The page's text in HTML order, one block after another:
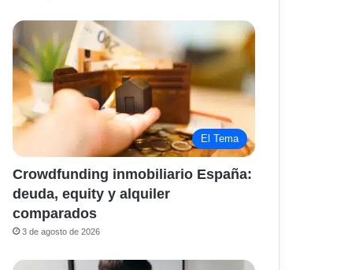
El Tema
Crowdfunding inmobiliario España:
deuda, equity y alquiler
comparados
3 de agosto de 2026